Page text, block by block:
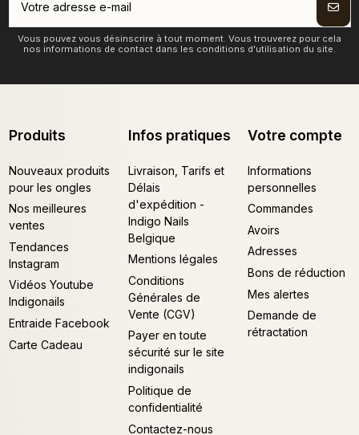
Vous pouvez vous désinscrire à tout moment. Vous trouverez pour cela
nos informations de contact dans les conditions d'utilisation du site.
Produits
Nouveaux produits
pour les ongles
Nos meilleures
ventes
Tendances
Instagram
Vidéos Youtube
Indigonails
Entraide Facebook
Carte Cadeau
Infos pratiques
Livraison, Tarifs et
Délais
d'expédition -
Indigo Nails
Belgique
Mentions légales
Conditions
Générales de
Vente (CGV)
Payer en toute
sécurité sur le site
indigonails
Politique de
confidentialité
Contactez-nous
Votre compte
Informations
personnelles
Commandes
Avoirs
Adresses
Bons de réduction
Mes alertes
Demande de
rétractation